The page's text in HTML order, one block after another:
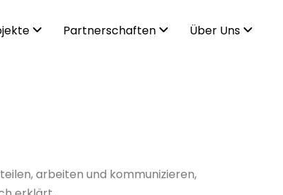
Partnerschaften Über Uns
arbeiten und kommunizieren,